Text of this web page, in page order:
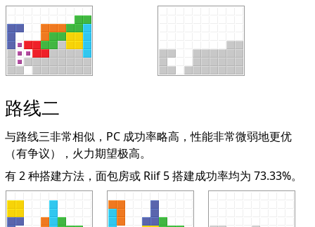
路线二
与路线三非常相似，PC 成功率略高，性能非常微弱地更优
（有争议），火力期望极高。
有 2 种搭建方法，面包房或 Riif 5 搭建成功率均为 73.33%。